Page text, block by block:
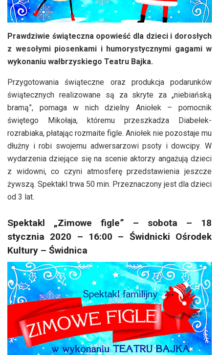
Prawdziwie świąteczna opowieść dla dzieci i dorosłych
z wesołymi piosenkami i humorystycznymi gagami w
wykonaniu wałbrzyskiego Teatru Bajka.
Przygotowania świąteczne oraz produkcja podarunków
świątecznych realizowane są za skryte za „niebiańską
bramą”, pomaga w nich dzielny Aniołek – pomocnik
świętego Mikołaja, któremu przeszkadza Diabełek-
rozrabiaka, płatając rozmaite figle. Aniołek nie pozostaje mu
dłużny i robi swojemu adwersarzowi psoty i dowcipy. W
wydarzenia dziejące się na scenie aktorzy angażują dzieci
z widowni, co czyni atmosferę przedstawienia jeszcze
żywszą. Spektakl trwa 50 min. Przeznaczony jest dla dzieci
od 3 lat.
Spektakl „Zimowe figle” – sobota – 18
stycznia 2020 – 16:00 – Świdnicki Ośrodek
Kultury – Świdnica